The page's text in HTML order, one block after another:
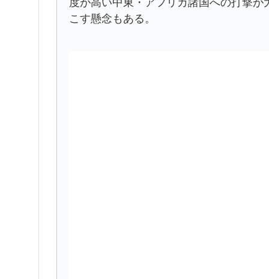
度が高い中東・アフリカ諸国への打撃
こす懸念もある。